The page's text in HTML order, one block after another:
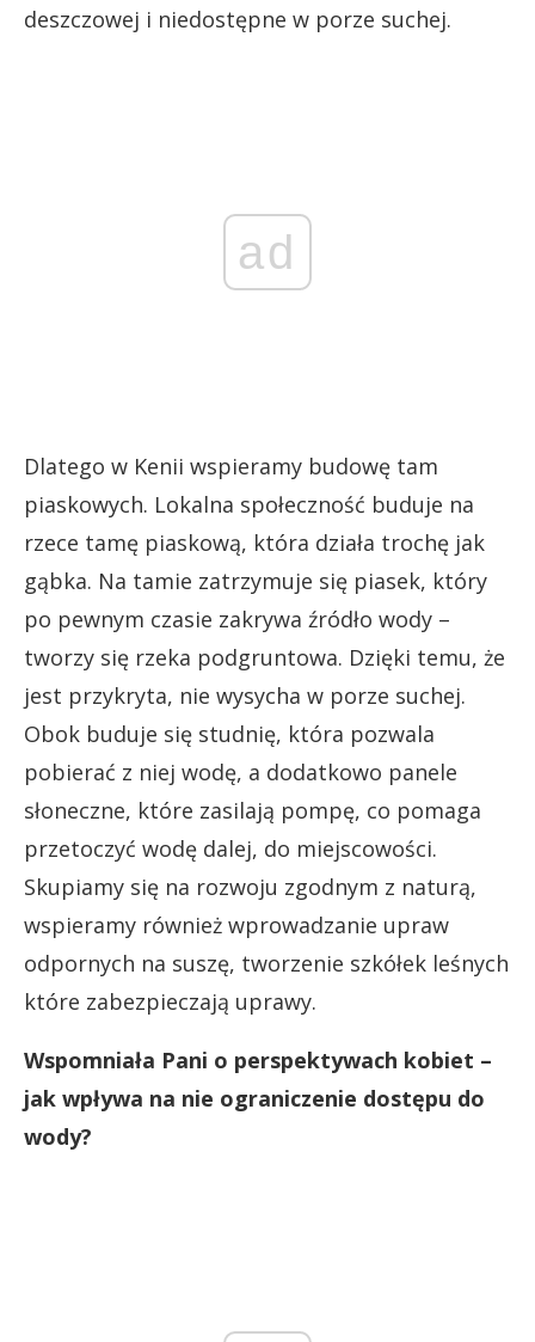
deszczowej i niedostępne w porze suchej.
ad
Dlatego w Kenii wspieramy budowę tam
piaskowych. Lokalna społeczność buduje na
rzece tamę piaskową, która działa trochę jak
gąbka. Na tamie zatrzymuje się piasek, który
po pewnym czasie zakrywa źródło wody –
tworzy się rzeka podgruntowa. Dzięki temu, że
jest przykryta, nie wysycha w porze suchej.
Obok buduje się studnię, która pozwala
pobierać z niej wodę, a dodatkowo panele
słoneczne, które zasilają pompę, co pomaga
przetoczyć wodę dalej, do miejscowości.
Skupiamy się na rozwoju zgodnym z naturą,
wspieramy również wprowadzanie upraw
odpornych na suszę, tworzenie szkółek leśnych
które zabezpieczają uprawy.
Wspomniała Pani o perspektywach kobiet –
jak wpływa na nie ograniczenie dostępu do
wody?